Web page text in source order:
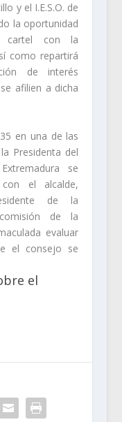
y el I.E.S.O. de
la oportunidad
cartel con la
como repartirá
de interés
afilien a dicha
en una de las
Presidenta del
se
el alcalde,
de la
de la
evaluar
el consejo se
el